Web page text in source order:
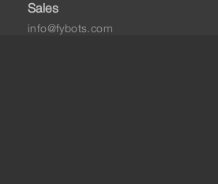
Sales
info@fybots.com